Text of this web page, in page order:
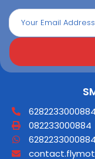
6282233000884
082233000884
6282233000884